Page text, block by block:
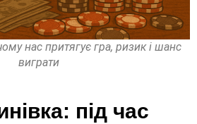
нас притягує гра, ризик і шанс
виграти
під час